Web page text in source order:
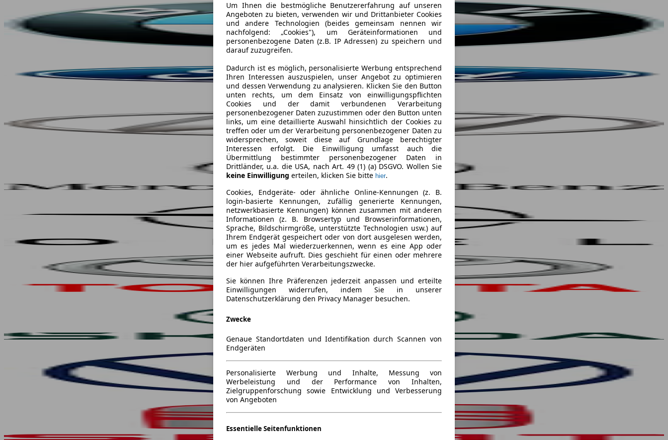
Um Ihnen die bestmögliche Benutzererfahrung auf unseren
Angeboten zu bieten, verwenden wir und Drittanbieter Cookies
und andere Technologien (beides gemeinsam nennen wir
nachfolgend: „Cookies"), um Geräteinformationen und
personenbezogene Daten (z.B. IP Adressen) zu speichern und
darauf zuzugreifen.
Dadurch ist es möglich, personalisierte Werbung entsprechend
Ihren Interessen auszuspielen, unser Angebot zu optimieren
und dessen Verwendung zu analysieren. Klicken Sie den Button
unten rechts, um dem Einsatz von einwilligungspflichten
Cookies und der damit verbundenen Verarbeitung
personenbezogener Daten zuzustimmen oder den Button unten
links, um eine detaillierte Auswahl hinsichtlich der Cookies zu
treffen oder um der Verarbeitung personenbezogener Daten zu
widersprechen, soweit diese auf Grundlage berechtigter
Interessen erfolgt. Die Einwilligung umfasst auch die
Übermittlung bestimmter personenbezogener Daten in
Drittländer, u.a. die USA, nach Art. 49 (1) (a) DSGVO. Wollen Sie
keine Einwilligung erteilen, klicken Sie bitte hier.
Cookies, Endgeräte- oder ähnliche Online-Kennungen (z. B.
login-basierte Kennungen, zufällig generierte Kennungen,
netzwerkbasierte Kennungen) können zusammen mit anderen
Informationen (z. B. Browsertyp und Browserinformationen,
Sprache, Bildschirmgröße, unterstützte Technologien usw.) auf
Ihrem Endgerät gespeichert oder von dort ausgelesen werden,
um es jedes Mal wiederzuerkennen, wenn es eine App oder
einer Webseite aufruft. Dies geschieht für einen oder mehrere
der hier aufgeführten Verarbeitungszwecke.
Sie können Ihre Präferenzen jederzeit anpassen und erteilte
Einwilligungen widerrufen, indem Sie in unserer
Datenschutzerklärung den Privacy Manager besuchen.
Zwecke
Genaue Standortdaten und Identifikation durch Scannen von
Endgeräten
Personalisierte Werbung und Inhalte, Messung von
Werbeleistung und der Performance von Inhalten,
Zielgruppenforschung sowie Entwicklung und Verbesserung
von Angeboten
Essentielle Seitenfunktionen